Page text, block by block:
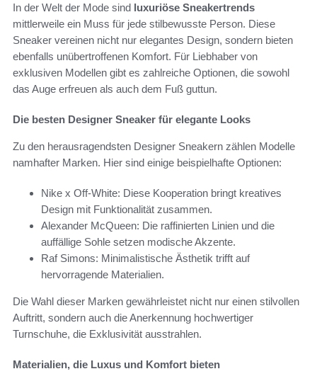
In der Welt der Mode sind luxuriöse Sneakertrends
mittlerweile ein Muss für jede stilbewusste Person. Diese
Sneaker vereinen nicht nur elegantes Design, sondern bieten
ebenfalls unübertroffenen Komfort. Für Liebhaber von
exklusiven Modellen gibt es zahlreiche Optionen, die sowohl
das Auge erfreuen als auch dem Fuß guttun.
Die besten Designer Sneaker für elegante Looks
Zu den herausragendsten Designer Sneakern zählen Modelle
namhafter Marken. Hier sind einige beispielhafte Optionen:
Nike x Off-White: Diese Kooperation bringt kreatives
Design mit Funktionalität zusammen.
Alexander McQueen: Die raffinierten Linien und die
auffällige Sohle setzen modische Akzente.
Raf Simons: Minimalistische Ästhetik trifft auf
hervorragende Materialien.
Die Wahl dieser Marken gewährleistet nicht nur einen stilvollen
Auftritt, sondern auch die Anerkennung hochwertiger
Turnschuhe, die Exklusivität ausstrahlen.
Materialien, die Luxus und Komfort bieten